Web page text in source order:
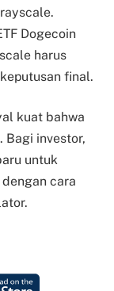
Dogecoin
harus
final.
kuat bahwa
Bagi investor,
untuk
cara